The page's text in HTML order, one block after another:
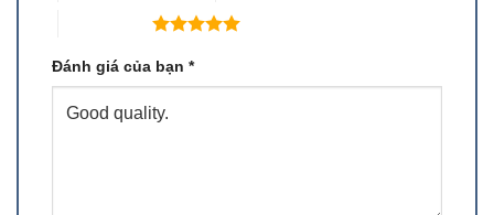
Đánh giá của bạn *